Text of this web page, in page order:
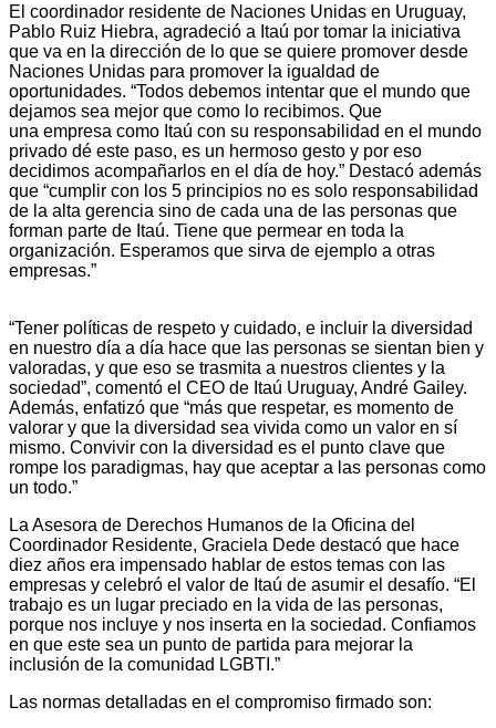
El coordinador residente de Naciones Unidas en Uruguay,
Pablo Ruiz Hiebra, agradeció a Itaú por tomar la iniciativa
que va en la dirección de lo que se quiere promover desde
Naciones Unidas para promover la igualdad de
oportunidades. “Todos debemos intentar que el mundo que
dejamos sea mejor que como lo recibimos. Que
una empresa como Itaú con su responsabilidad en el mundo
privado dé este paso, es un hermoso gesto y por eso
decidimos acompañarlos en el día de hoy.” Destacó además
que “cumplir con los 5 principios no es solo responsabilidad
de la alta gerencia sino de cada una de las personas que
forman parte de Itaú. Tiene que permear en toda la
organización. Esperamos que sirva de ejemplo a otras
empresas.”
“Tener políticas de respeto y cuidado, e incluir la diversidad
en nuestro día a día hace que las personas se sientan bien y
valoradas, y que eso se trasmita a nuestros clientes y la
sociedad”, comentó el CEO de Itaú Uruguay, André Gailey.
Además, enfatizó que “más que respetar, es momento de
valorar y que la diversidad sea vivida como un valor en sí
mismo. Convivir con la diversidad es el punto clave que
rompe los paradigmas, hay que aceptar a las personas como
un todo.”
La Asesora de Derechos Humanos de la Oficina del
Coordinador Residente, Graciela Dede destacó que hace
diez años era impensado hablar de estos temas con las
empresas y celebró el valor de Itaú de asumir el desafío. “El
trabajo es un lugar preciado en la vida de las personas,
porque nos incluye y nos inserta en la sociedad. Confiamos
en que este sea un punto de partida para mejorar la
inclusión de la comunidad LGBTI.”
Las normas detalladas en el compromiso firmado son: